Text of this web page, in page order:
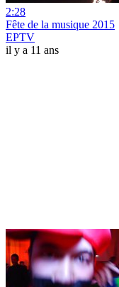
2:28
Fête de la musique 2015
EPTV
il y a 11 ans